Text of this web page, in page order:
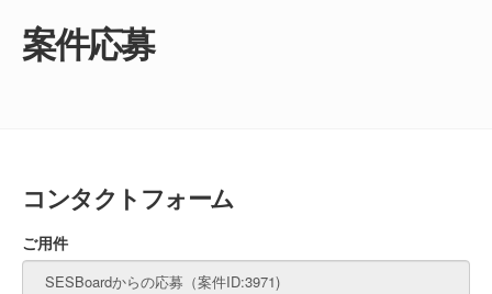
案件応募
コンタクトフォーム
ご用件